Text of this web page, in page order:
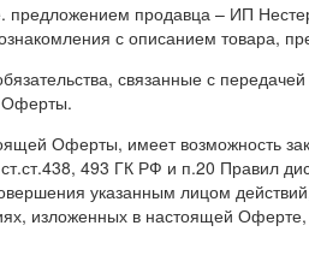
предложением продавца – ИП
с описанием товара,
связанные с
Оферты.
Оферты, имеет возможность
493 ГК РФ и п.20 Правил
указанным лицом
изложенных в настоящей Оферте,